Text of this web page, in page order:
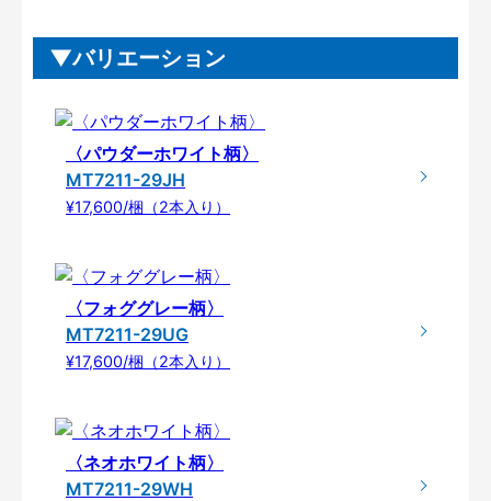
バリエーション
〈パウダーホワイト柄〉
MT7211-29JH
¥17,600/梱（2本入り）
〈フォググレー柄〉
MT7211-29UG
¥17,600/梱（2本入り）
〈ネオホワイト柄〉
MT7211-29WH